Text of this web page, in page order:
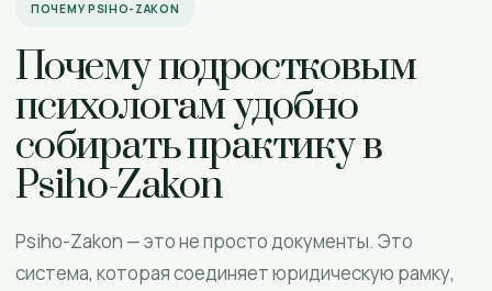
ПОЧЕМУ PSIHO-ZAKON
Почему подростковым
психологам удобно
собирать практику в
Psiho-Zakon
Psiho-Zakon — это не просто документы. Это
система, которая соединяет юридическую рамку,